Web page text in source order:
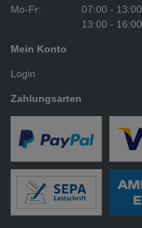
Mo-Fr:
07:00 - 13:00
13:00 - 16:00
Mein Konto
Login
Zahlungsarten